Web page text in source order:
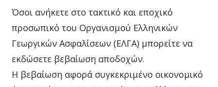
Όσοι ανήκετε στο τακτικό και εποχικό
προσωπικό του Οργανισμού Ελληνικών
Γεωργικών Ασφαλίσεων (ΕΛΓΑ) μπορείτε να
εκδώσετε βεβαίωση αποδοχών.
Η βεβαίωση αφορά συγκεκριμένο οικονομικό